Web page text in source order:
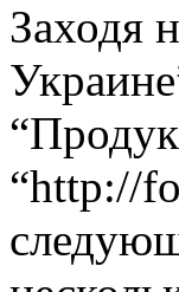
Заходя
“http://